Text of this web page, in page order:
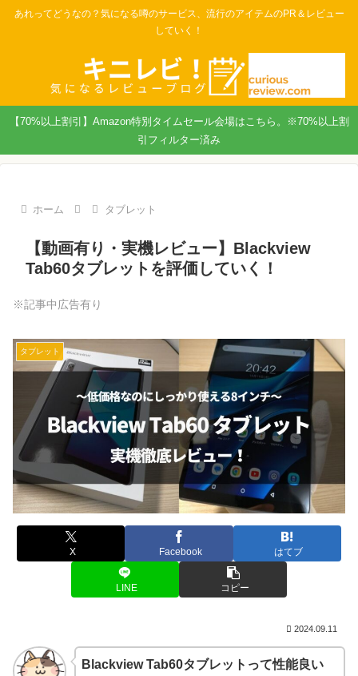
あれってどうなの？気になる噂のサービス、流行のアイテムのPR＆レビュー
していく！
【70%以上割引】Amazon特別タイムセール会場はこちら。※70%以上割
引フィルター済み
ホーム タブレット
【動画有り・実機レビュー】Blackview
Tab60タブレットを評価していく！
※記事中広告有り
タブレット
X Facebook はてブ
LINE コピー
2024.09.11
Blackview Tab60タブレットって性能良い